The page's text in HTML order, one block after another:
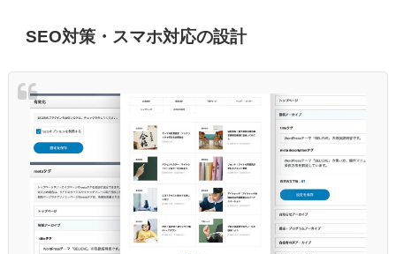
SEO対策・スマホ対応の設計